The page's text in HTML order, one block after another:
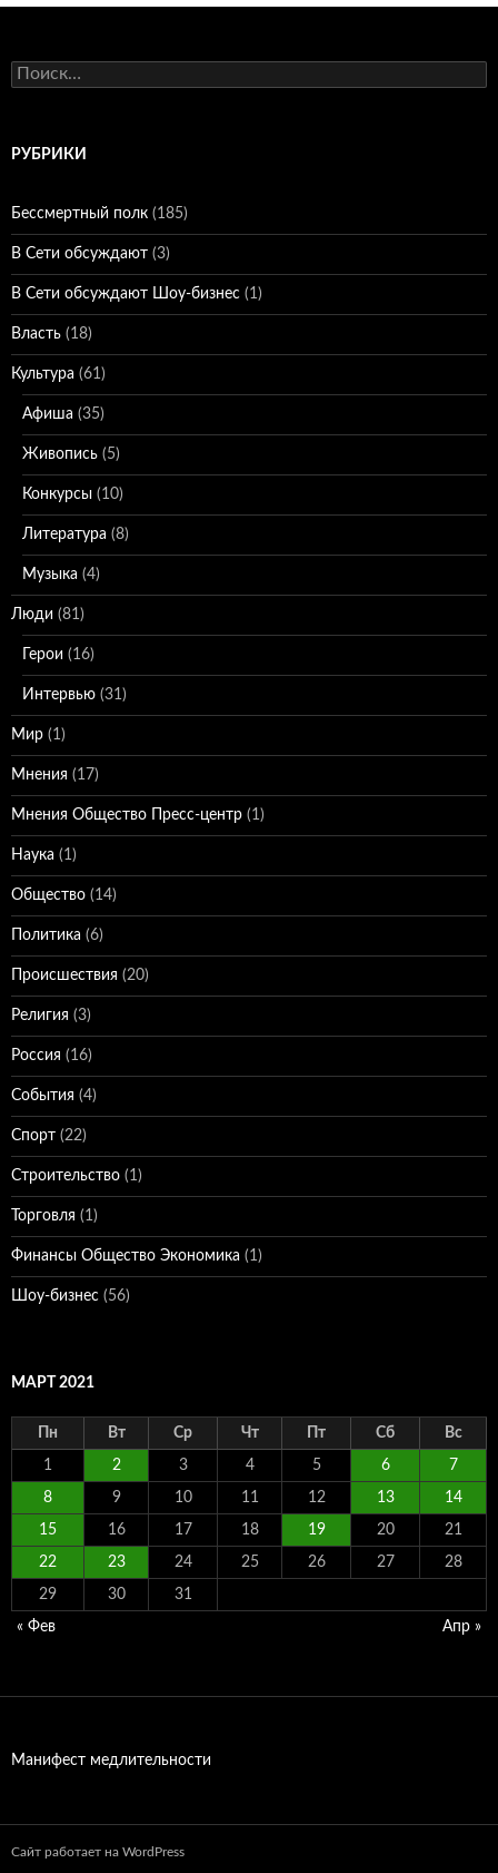
Найти:
РУБРИКИ
Бессмертный полк (185)
В Сети обсуждают (3)
В Сети обсуждают Шоу-бизнес (1)
Власть (18)
Культура (61)
Афиша (35)
Живопись (5)
Конкурсы (10)
Литература (8)
Музыка (4)
Люди (81)
Герои (16)
Интервью (31)
Мир (1)
Мнения (17)
Мнения Общество Пресс-центр (1)
Наука (1)
Общество (14)
Политика (6)
Происшествия (20)
Религия (3)
Россия (16)
События (4)
Спорт (22)
Строительство (1)
Торговля (1)
Финансы Общество Экономика (1)
Шоу-бизнес (56)
МАРТ 2021
Пн Вт Ср Чт Пт Сб Вс
1 2 3 4 5 6 7
8 9 10 11 12 13 14
15 16 17 18 19 20 21
22 23 24 25 26 27 28
29 30 31
« Фев Апр »
Манифест медлительности
Сайт работает на WordPress